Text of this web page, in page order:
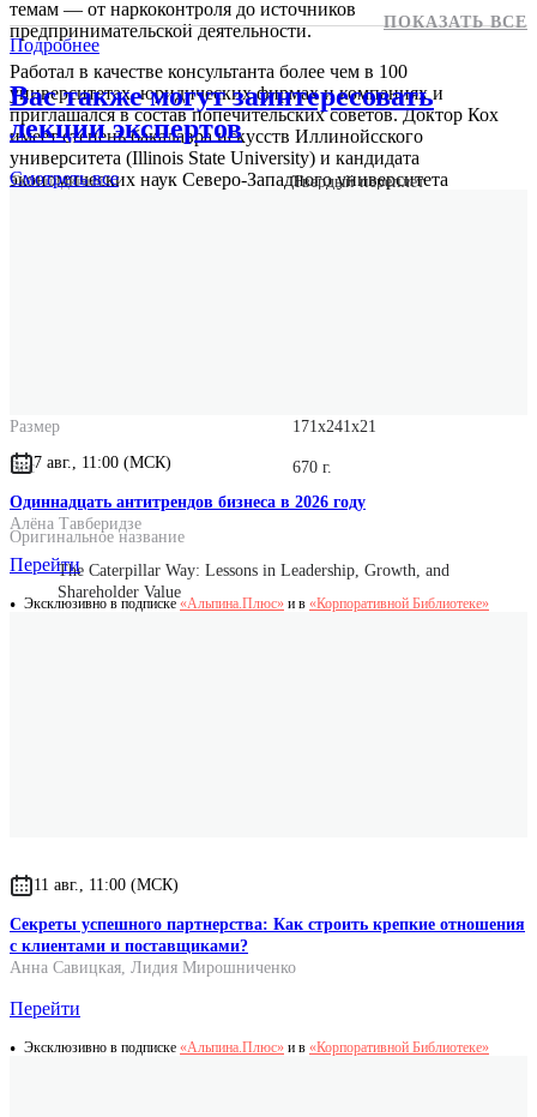
темам — от наркоконтроля до источников
предпринимательской деятельности.
Работал в качестве консультанта более чем в 100
университетах, юридических фирмах и компаниях и
приглашался в состав попечительских советов. Доктор Кох
имеет степень бакалавра искусств Иллинойcского
университета (Illinois State University) и кандидата
экономических наук Северо-Западного университета
Подробнее
Тип издания Твердый переплет
Размер 171x241x21
Вес 670 г.
Оригинальное название
The Caterpillar Way: Lessons in Leadership, Growth, and
Shareholder Value
ПОКАЗАТЬ ВСЕ
Вас также могут заинтересовать
лекции экспертов
Смотретьвсе
7 авг., 11:00 (МСК)
Одиннадцать антитрендов бизнеса в 2026 году
Алёна Тавберидзе
Перейти
Эксклюзивно в подписке «Альпина.Плюс» и в «Корпоративной Библиотеке»
11 авг., 11:00 (МСК)
Секреты успешного партнерства: Как строить крепкие отношения
с клиентами и поставщиками?
Анна Савицкая, Лидия Мирошниченко
Перейти
Эксклюзивно в подписке «Альпина.Плюс» и в «Корпоративной Библиотеке»